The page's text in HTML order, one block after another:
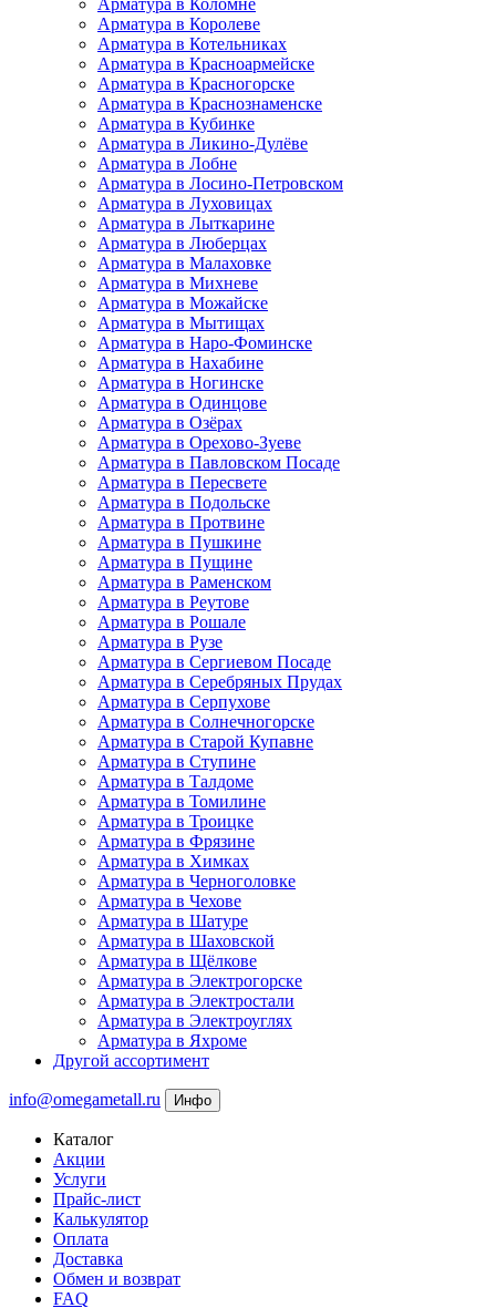
Арматура в Коломне
Арматура в Королеве
Арматура в Котельниках
Арматура в Красноармейске
Арматура в Красногорске
Арматура в Краснознаменске
Арматура в Кубинке
Арматура в Ликино-Дулёве
Арматура в Лобне
Арматура в Лосино-Петровском
Арматура в Луховицах
Арматура в Лыткарине
Арматура в Люберцах
Арматура в Малаховке
Арматура в Михневе
Арматура в Можайске
Арматура в Мытищах
Арматура в Наро-Фоминске
Арматура в Нахабине
Арматура в Ногинске
Арматура в Одинцове
Арматура в Озёрах
Арматура в Орехово-Зуеве
Арматура в Павловском Посаде
Арматура в Пересвете
Арматура в Подольске
Арматура в Протвине
Арматура в Пушкине
Арматура в Пущине
Арматура в Раменском
Арматура в Реутове
Арматура в Рошале
Арматура в Рузе
Арматура в Сергиевом Посаде
Арматура в Серебряных Прудах
Арматура в Серпухове
Арматура в Солнечногорске
Арматура в Старой Купавне
Арматура в Ступине
Арматура в Талдоме
Арматура в Томилине
Арматура в Троицке
Арматура в Фрязине
Арматура в Химках
Арматура в Черноголовке
Арматура в Чехове
Арматура в Шатуре
Арматура в Шаховской
Арматура в Щёлкове
Арматура в Электрогорске
Арматура в Электростали
Арматура в Электроуглях
Арматура в Яхроме
Другой ассортимент
info@omegametall.ru Инфо
Каталог
Акции
Услуги
Прайс-лист
Калькулятор
Оплата
Доставка
Обмен и возврат
FAQ